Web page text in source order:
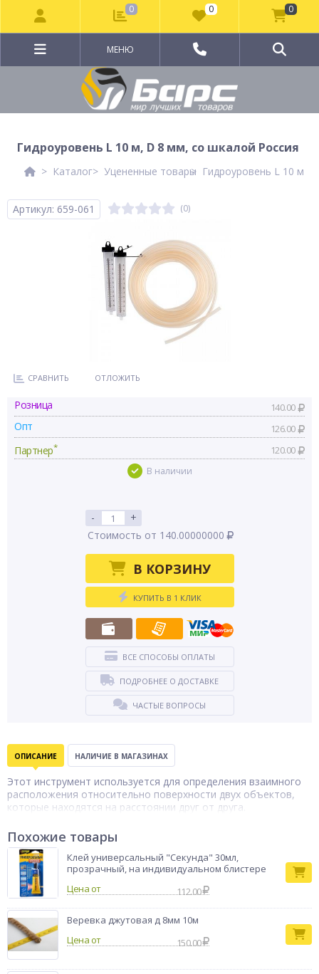
МЕНЮ
Гидроуровень L 10 м, D 8 мм, со шкалой Россия
Каталог Уцененные товары Гидроуровень L 10 м,
Артикул: 659-061 (0)
СРАВНИТЬ ОТЛОЖИТЬ
Розница 140.00
Опт 126.00
Партнер* 120.00
В наличии
-
+
Стоимость от 140.00000000
В КОРЗИНУ
КУПИТЬ В 1 КЛИК
ВСЕ СПОСОБЫ ОПЛАТЫ
ПОДРОБНЕЕ О ДОСТАВКЕ
ЧАСТЫЕ ВОПРОСЫ
ОПИСАНИЕ НАЛИЧИЕ В МАГАЗИНАХ
Этот инструмент используется для определения взаимного
расположения относительно поверхности двух объектов,
которые находятся на расстоянии друг от друга.
Похожие товары
Клей универсальный "Секунда" 30мл,
прозрачный, на индивидуальном блистере
Цена от
112.00
Веревка джутовая д 8мм 10м
Цена от
150.00
0 0 0